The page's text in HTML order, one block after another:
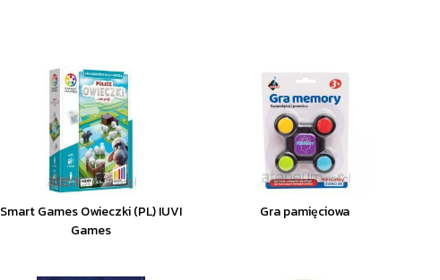
Smart Games Owieczki (PL) IUVI
Games
Gra pamięciowa